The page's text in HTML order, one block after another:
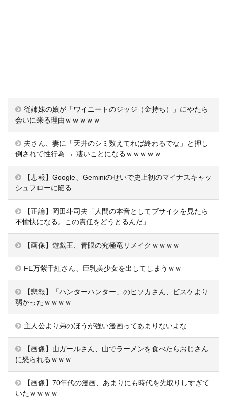
従姉妹の娘が「ワイニートのジッジ（金持ち）」にやたら
会いに来る理由ｗｗｗｗｗ
夫さん、妻に「天井のシミ数えてれば終わるでな」と押し
倒されて性行為 → 凄いことになるｗｗｗｗｗ
【悲報】Google、Geminiのせいで史上初のマイナスキャッ
シュフローに陥る
【正論】岡田斗司夫「人間の本音としてブサイクを見たら
不愉快になる。この責任をどうとるんだ」
【画像】遊戯王、青眼の究極竜リメイクｗｗｗｗ
FE万紫千紅さん、巨乳美少女を出してしまうｗｗ
【悲報】「ハンターハンター」のヒソカさん、ビスケより
弱かったｗｗｗｗ
主人公より弟のほうが強い漫画ってあまりないよな
【画像】山ガールさん、山でラーメンを食べたらおじさん
に怒られるｗｗｗ
【画像】70年代の漫画、あまりにも時代を先取りしすぎて
いたｗｗｗｗ